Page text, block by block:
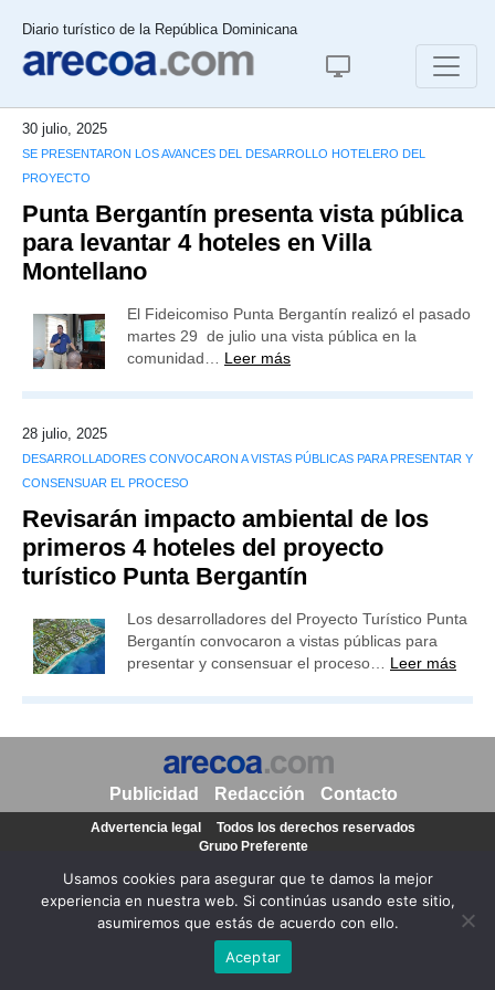
Diario turístico de la República Dominicana
30 julio, 2025
SE PRESENTARON LOS AVANCES DEL DESARROLLO HOTELERO DEL
PROYECTO
Punta Bergantín presenta vista pública
para levantar 4 hoteles en Villa
Montellano
El Fideicomiso Punta Bergantín realizó el pasado
martes 29 de julio una vista pública en la
comunidad… Leer más
28 julio, 2025
DESARROLLADORES CONVOCARON A VISTAS PÚBLICAS PARA PRESENTAR Y
CONSENSUAR EL PROCESO
Revisarán impacto ambiental de los
primeros 4 hoteles del proyecto
turístico Punta Bergantín
Los desarrolladores del Proyecto Turístico Punta
Bergantín convocaron a vistas públicas para
presentar y consensuar el proceso… Leer más
Usamos cookies para asegurar que te damos la mejor
experiencia en nuestra web. Si continúas usando este sitio,
asumiremos que estás de acuerdo con ello.
Aceptar
Publicidad Redacción Contacto
Advertencia legal
Todos los derechos reservados
Grupo Preferente